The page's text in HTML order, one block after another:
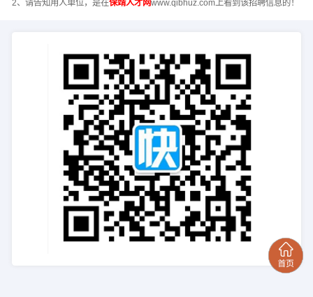
2、请告知用人单位，是在保靖人才网www.qibhuz.com上看到该招聘信息的！